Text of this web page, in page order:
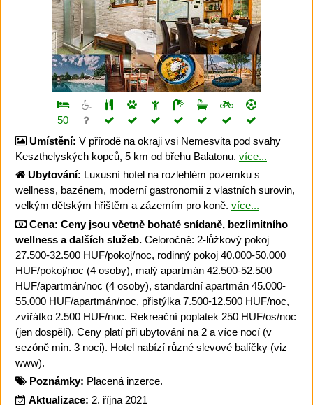
50
Umístění: V přírodě na okraji vsi Nemesvita pod svahy
Keszthelyských kopců, 5 km od břehu Balatonu. více...
Ubytování: Luxusní hotel na rozlehlém pozemku s
wellness, bazénem, moderní gastronomií z vlastních surovin,
velkým dětským hřištěm a zázemím pro koně. více...
Cena: Ceny jsou včetně bohaté snídaně, bezlimitního
wellness a dalších služeb. Celoročně: 2-lůžkový pokoj
27.500-32.500 HUF/pokoj/noc, rodinný pokoj 40.000-50.000
HUF/pokoj/noc (4 osoby), malý apartmán 42.500-52.500
HUF/apartmán/noc (4 osoby), standardní apartmán 45.000-
55.000 HUF/apartmán/noc, přistýlka 7.500-12.500 HUF/noc,
zvířátko 2.500 HUF/noc. Rekreační poplatek 250 HUF/os/noc
(jen dospělí). Ceny platí při ubytování na 2 a více nocí (v
sezóně min. 3 noci). Hotel nabízí různé slevové balíčky (viz
www).
Poznámky: Placená inzerce.
Aktualizace: 2. října 2021